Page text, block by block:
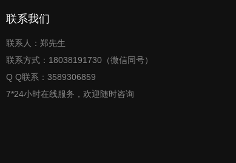
联系我们
联系人：郑先生
联系方式：18038191730（微信同号）
Q Q联系：3589306859
7*24小时在线服务，欢迎随时咨询